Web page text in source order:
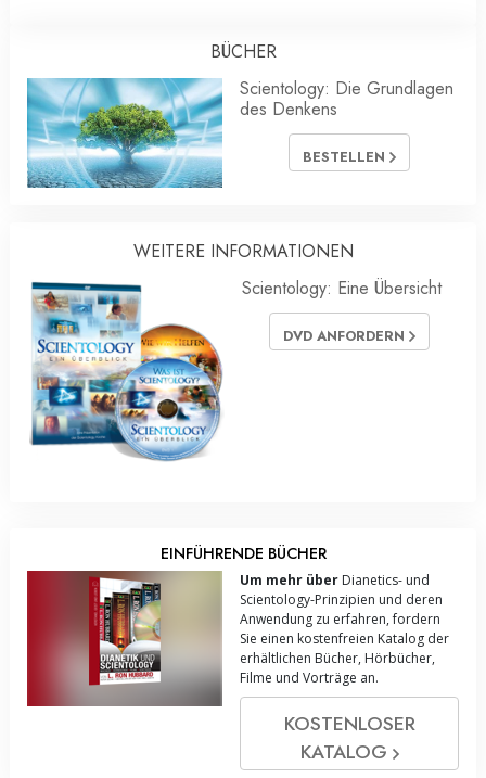
BÜCHER
Scientology: Die Grundlagen
des Denkens
BESTELLEN
WEITERE INFORMATIONEN
Scientology: Eine Übersicht
DVD ANFORDERN
EINFÜHRENDE BÜCHER
Um mehr über Dianetics- und
Scientology-Prinzipien und deren
Anwendung zu erfahren, fordern
Sie einen kostenfreien Katalog der
erhältlichen Bücher, Hörbücher,
Filme und Vorträge an.
KOSTENLOSER
KATALOG